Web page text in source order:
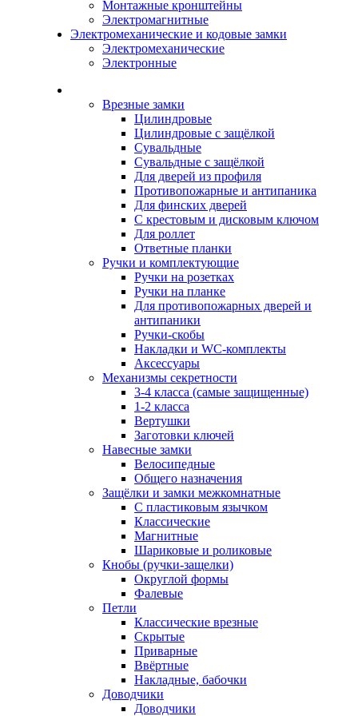
Монтажные кронштейны
Электромагнитные
Электромеханические и кодовые замки
Электромеханические
Электронные
Врезные замки
Цилиндровые
Цилиндровые с защёлкой
Сувальдные
Сувальдные с защёлкой
Для дверей из профиля
Противопожарные и антипаника
Для финских дверей
С крестовым и дисковым ключом
Для роллет
Ответные планки
Ручки и комплектующие
Ручки на розетках
Ручки на планке
Для противопожарных дверей и
антипаники
Ручки-скобы
Накладки и WC-комплекты
Аксессуары
Механизмы секретности
3-4 класса (самые защищенные)
1-2 класса
Вертушки
Заготовки ключей
Навесные замки
Велосипедные
Общего назначения
Защёлки и замки межкомнатные
С пластиковым язычком
Классические
Магнитные
Шариковые и роликовые
Кнобы (ручки-защелки)
Округлой формы
Фалевые
Петли
Классические врезные
Скрытые
Приварные
Ввёртные
Накладные, бабочки
Доводчики
Доводчики